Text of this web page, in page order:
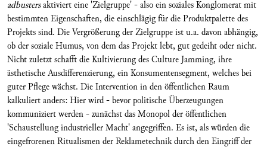
adbustersaktiviert eine 'Zielgruppe' - also ein soziales Konglomerat mit
bestimmten Eigenschaften, die einschlägig für die Produktpalette des
Projekts sind. Die Vergrößerung der Zielgruppe ist u.a. davon abhängig,
ob der soziale Humus, von dem das Projekt lebt, gut gedeiht oder nicht.
Nicht zuletzt schafft die Kultivierung des Culture Jamming, ihre
ästhetische Ausdifferenzierung, ein Konsumentensegment, welches bei
guter Pflege wächst. Die Intervention in den öffentlichen Raum
kalkuliert anders: Hier wird - bevor politische Überzeugungen
kommuniziert werden - zunächst das Monopol der öffentlichen
'Schaustellung industrieller Macht' angegriffen. Es ist, als würden die
eingefrorenen Ritualismen der Reklametechnik durch den Eingriff der